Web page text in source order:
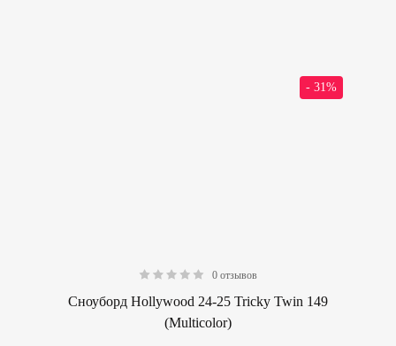
- 31%
0 отзывов
Сноуборд Hollywood 24-25 Tricky Twin 149
(Multicolor)